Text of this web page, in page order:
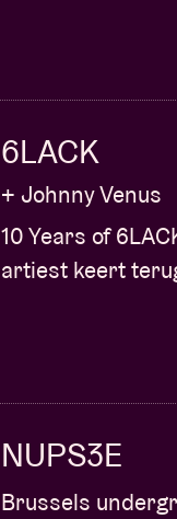
6LACK
+ Johnny Venus
10 Years of
artiest keert
NUPS3E
Brussels